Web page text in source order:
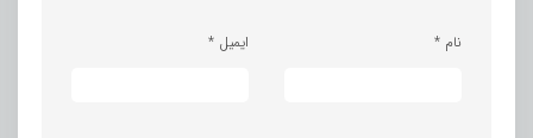
نام * ایمیل *